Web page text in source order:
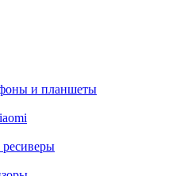
и планшеты